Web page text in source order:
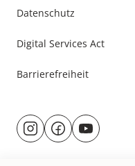
Datenschutz
Digital Services Act
Barrierefreiheit
Besuche
uns@rund.ums.baby
facebook.com/